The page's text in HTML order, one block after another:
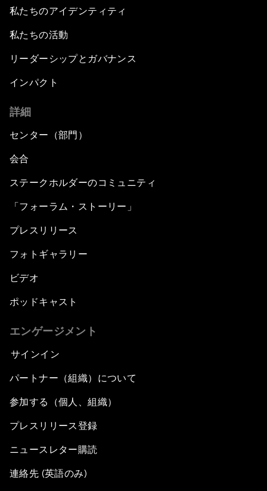
私たちのアイデンティティ
私たちの活動
リーダーシップとガバナンス
インパクト
詳細
センター（部門）
会合
ステークホルダーのコミュニティ
「フォーラム・ストーリー」
プレスリリース
フォトギャラリー
ビデオ
ポッドキャスト
エンゲージメント
サインイン
パートナー（組織）について
参加する（個人、組織）
プレスリリース登録
ニュースレター購読
連絡先 (英語のみ)